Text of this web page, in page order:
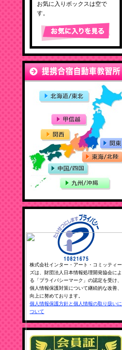
お気に入りボックスは空で
す。
株式会社インター・アート・コミッティー
ズは、財団法人日本情報処理開発協会によ
る「プライバシーマーク」の認定を受け、
個人情報保護対策について継続的な改善、
向上に努めております。
個人情報保護方針と個人情報の取り扱いに
ついて